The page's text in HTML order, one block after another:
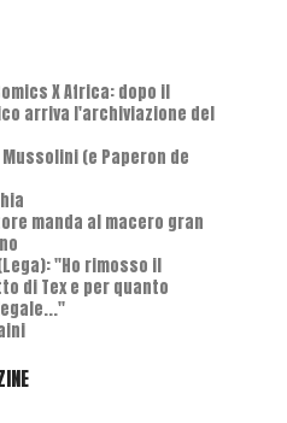
X Africa: dopo il
arriva l'archiviazione del
(e Paperon de
manda al macero gran
"Ho rimosso il
di Tex e per quanto